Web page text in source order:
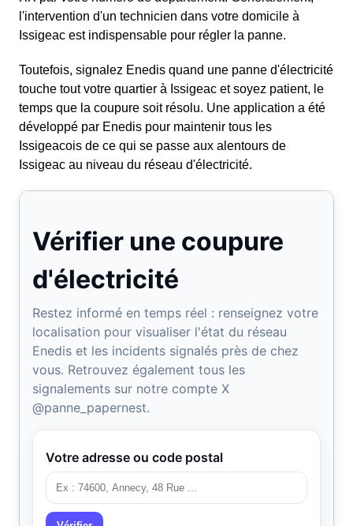
l'intervention d'un technicien dans votre domicile à
Issigeac est indispensable pour régler la panne.
Toutefois, signalez Enedis quand une panne d'électricité
touche tout votre quartier à Issigeac et soyez patient, le
temps que la coupure soit résolu. Une application a été
développé par Enedis pour maintenir tous les
Issigeacois de ce qui se passe aux alentours de
Issigeac au niveau du réseau d'électricité.